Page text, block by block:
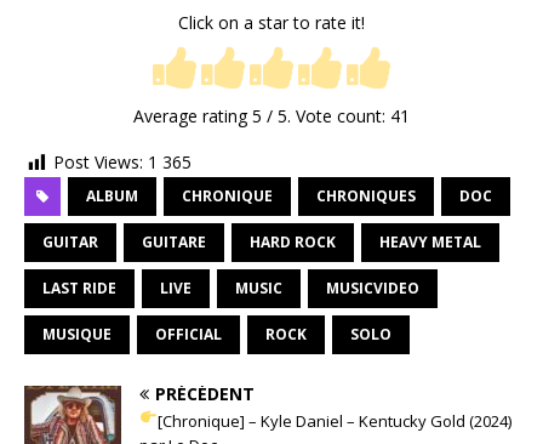
Click on a star to rate it!
Average rating5 / 5. Vote count: 41
Post Views: 1 365
ALBUM CHRONIQUE CHRONIQUES DOC
GUITAR GUITARE HARD ROCK HEAVY METAL
LAST RIDE LIVE MUSIC MUSICVIDEO
MUSIQUE OFFICIAL ROCK SOLO
PRÉCÉDENT
[Chronique] – Kyle Daniel – Kentucky Gold (2024)